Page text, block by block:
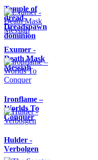
Temple of
dread-
Dreadspawn
dominion
Exumer -
Death Mask
Messiah
Ironflame –
Worlds To
Conquer
Hulder -
Verbolgen